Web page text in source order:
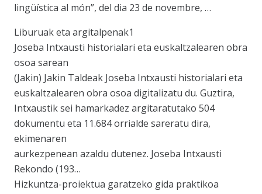
lingüística al món”, del dia 23 de novembre, …
Liburuak eta argitalpenak1
Joseba Intxausti historialari eta euskaltzalearen obra
osoa sarean
(Jakin) Jakin Taldeak Joseba Intxausti historialari eta
euskaltzalearen obra osoa digitalizatu du. Guztira,
Intxaustik sei hamarkadez argitaratutako 504
dokumentu eta 11.684 orrialde sareratu dira,
ekimenaren
aurkezpenean azaldu dutenez. Joseba Intxausti
Rekondo (193…
Hizkuntza-proiektua garatzeko gida praktikoa